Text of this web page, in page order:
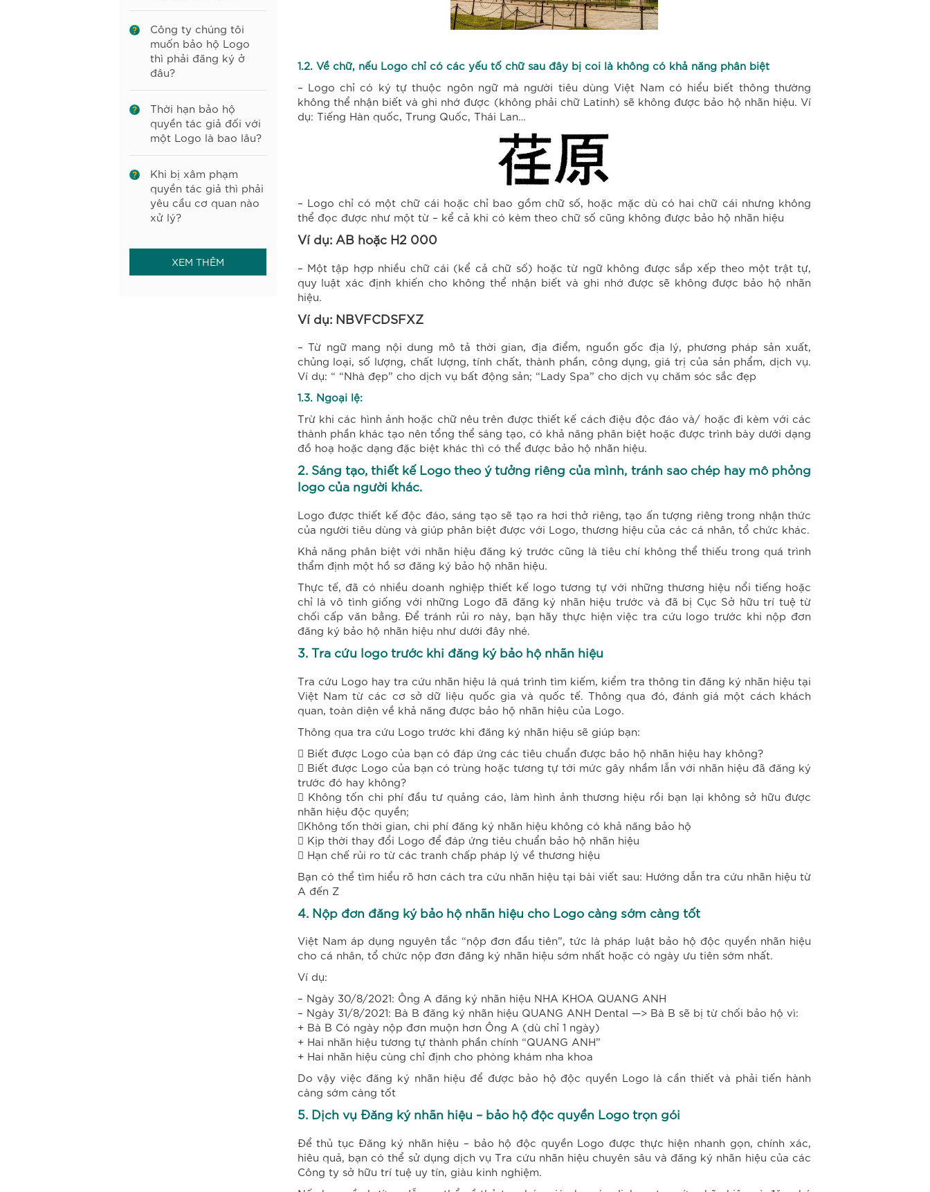
1.2. Về chữ, nếu Logo chỉ có các yếu tố chữ sau đây bị coi là không có khả năng phân biệt
– Logo chỉ có ký tự thuộc ngôn ngữ mà người tiêu dùng Việt Nam có hiểu biết thông thường
không thể nhận biết và ghi nhớ được (không phải chữ Latinh) sẽ không được bảo hộ nhãn hiệu. Ví
dụ: Tiếng Hàn quốc, Trung Quốc, Thái Lan…
– Logo chỉ có một chữ cái hoặc chỉ bao gồm chữ số, hoặc mặc dù có hai chữ cái nhưng không
thể đọc được như một từ – kể cả khi có kèm theo chữ số cũng không được bảo hộ nhãn hiệu
Ví dụ: AB hoặc H2 000
– Một tập hợp nhiều chữ cái (kể cả chữ số) hoặc từ ngữ không được sắp xếp theo một trật tự,
quy luật xác định khiến cho không thể nhận biết và ghi nhớ được sẽ không được bảo hộ nhãn
hiệu.
Ví dụ: NBVFCDSFXZ
– Từ ngữ mang nội dung mô tả thời gian, địa điểm, nguồn gốc địa lý, phương pháp sản xuất,
chủng loại, số lượng, chất lượng, tính chất, thành phần, công dụng, giá trị của sản phẩm, dịch vụ.
Ví dụ: “ “Nhà đẹp” cho dịch vụ bất động sản; “Lady Spa” cho dịch vụ chăm sóc sắc đẹp
1.3. Ngoại lệ:
Trừ khi các hình ảnh hoặc chữ nêu trên được thiết kế cách điệu độc đáo và/ hoặc đi kèm với các
thành phần khác tạo nên tổng thể sáng tạo, có khả năng phân biệt hoặc được trình bày dưới dạng
đồ hoạ hoặc dạng đặc biệt khác thì có thể được bảo hộ nhãn hiệu.
2. Sáng tạo, thiết kế Logo theo ý tưởng riêng của mình, tránh sao chép hay mô phỏng
logo của người khác.
Logo được thiết kế độc đáo, sáng tạo sẽ tạo ra hơi thở riêng, tạo ấn tượng riêng trong nhận thức
của người tiêu dùng và giúp phân biệt được với Logo, thương hiệu của các cá nhân, tổ chức khác.
Khả năng phân biệt với nhãn hiệu đăng ký trước cũng là tiêu chí không thể thiếu trong quá trình
thẩm định một hồ sơ đăng ký bảo hộ nhãn hiệu.
Thực tế, đã có nhiều doanh nghiệp thiết kế logo tương tự với những thương hiệu nổi tiếng hoặc
chỉ là vô tình giống với những Logo đã đăng ký nhãn hiệu trước và đã bị Cục Sở hữu trí tuệ từ
chối cấp văn bằng. Để tránh rủi ro này, bạn hãy thực hiện việc tra cứu logo trước khi nộp đơn
đăng ký bảo hộ nhãn hiệu như dưới đây nhé.
3. Tra cứu logo trước khi đăng ký bảo hộ nhãn hiệu
Tra cứu Logo hay tra cứu nhãn hiệu là quá trình tìm kiếm, kiểm tra thông tin đăng ký nhãn hiệu tại
Việt Nam từ các cơ sở dữ liệu quốc gia và quốc tế. Thông qua đó, đánh giá một cách khách
quan, toàn diện về khả năng được bảo hộ nhãn hiệu của Logo.
Thông qua tra cứu Logo trước khi đăng ký nhãn hiệu sẽ giúp bạn:
 Biết được Logo của bạn có đáp ứng các tiêu chuẩn được bảo hộ nhãn hiệu hay không?
 Biết được Logo của bạn có trùng hoặc tương tự tới mức gây nhầm lẫn với nhãn hiệu đã đăng ký
trước đó hay không?
 Không tốn chi phí đầu tư quảng cáo, làm hình ảnh thương hiệu rồi bạn lại không sở hữu được
nhãn hiệu độc quyền;
Không tốn thời gian, chi phí đăng ký nhãn hiệu không có khả năng bảo hộ
 Kịp thời thay đổi Logo để đáp ứng tiêu chuẩn bảo hộ nhãn hiệu
 Hạn chế rủi ro từ các tranh chấp pháp lý về thương hiệu
Bạn có thể tìm hiểu rõ hơn cách tra cứu nhãn hiệu tại bài viết sau: Hướng dẫn tra cứu nhãn hiệu từ
A đến Z
4. Nộp đơn đăng ký bảo hộ nhãn hiệu cho Logo càng sớm càng tốt
Việt Nam áp dụng nguyên tắc “nộp đơn đầu tiên”, tức là pháp luật bảo hộ độc quyền nhãn hiệu
cho cá nhân, tổ chức nộp đơn đăng ký nhãn hiệu sớm nhất hoặc có ngày ưu tiên sớm nhất.
Ví dụ:
– Ngày 30/8/2021: Ông A đăng ký nhãn hiệu NHA KHOA QUANG ANH
– Ngày 31/8/2021: Bà B đăng ký nhãn hiệu QUANG ANH Dental —> Bà B sẽ bị từ chối bảo hộ vì:
+ Bà B Có ngày nộp đơn muộn hơn Ông A (dù chỉ 1 ngày)
+ Hai nhãn hiệu tương tự thành phần chính “QUANG ANH”
+ Hai nhãn hiệu cùng chỉ định cho phòng khám nha khoa
Do vậy việc đăng ký nhãn hiệu để được bảo hộ độc quyền Logo là cần thiết và phải tiến hành
càng sớm càng tốt
5. Dịch vụ Đăng ký nhãn hiệu – bảo hộ độc quyền Logo trọn gói
Để thủ tục Đăng ký nhãn hiệu – bảo hộ độc quyền Logo được thực hiện nhanh gọn, chính xác,
hiêu quả, bạn có thể sử dụng dịch vụ Tra cứu nhãn hiệu chuyên sâu và đăng ký nhãn hiệu của các
Công ty sở hữu trí tuệ uy tín, giàu kinh nghiệm.
Công ty chúng tôi
muốn bảo hộ Logo
thì phải đăng ký ở
đâu?
Thời hạn bảo hộ
quyền tác giả đối với
một Logo là bao lâu?
Khi bị xâm phạm
quyền tác giả thì phải
yêu cầu cơ quan nào
xử lý?
XEM THÊM